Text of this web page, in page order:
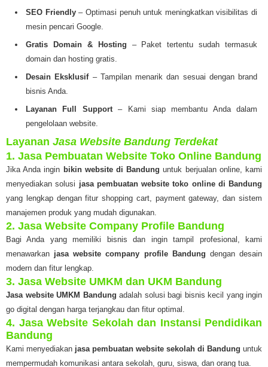
SEO Friendly– Optimasi penuh untuk meningkatkan visibilitas di
mesin pencari Google.
Gratis Domain & Hosting – Paket tertentu sudah termasuk
domain dan hosting gratis.
Desain Eksklusif– Tampilan menarik dan sesuai dengan brand
bisnis Anda.
Layanan Full Support– Kami siap membantu Anda dalam
pengelolaan website.
Layanan Jasa Website Bandung Terdekat
1. Jasa Pembuatan Website Toko Online Bandung
Jika Anda ingin bikin website di Bandung untuk berjualan online, kami
menyediakan solusi jasa pembuatan website toko online di Bandung
yang lengkap dengan fitur shopping cart, payment gateway, dan sistem
manajemen produk yang mudah digunakan.
2. Jasa Website Company Profile Bandung
Bagi Anda yang memiliki bisnis dan ingin tampil profesional, kami
menawarkan jasa website company profile Bandung dengan desain
modern dan fitur lengkap.
3. Jasa Website UMKM dan UKM Bandung
Jasa website UMKM Bandung adalah solusi bagi bisnis kecil yang ingin
go digital dengan harga terjangkau dan fitur optimal.
4. Jasa Website Sekolah dan Instansi Pendidikan
Bandung
Kami menyediakan jasa pembuatan website sekolah di Bandung untuk
mempermudah komunikasi antara sekolah, guru, siswa, dan orang tua.